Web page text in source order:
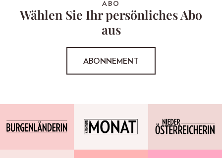
ABO
Wählen Sie Ihr persönliches Abo
aus
ABONNEMENT